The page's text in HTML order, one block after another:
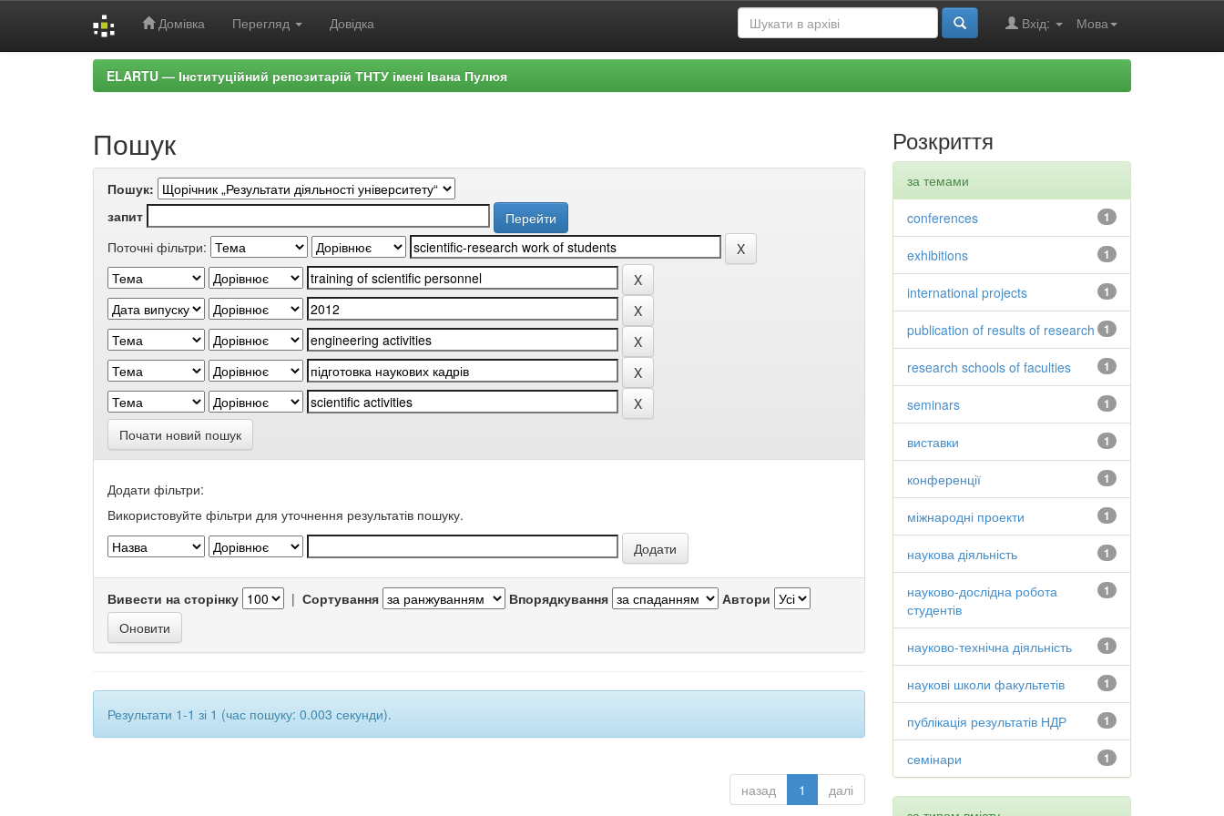
Домівка Перегляд Довідка Мова
Вхід:
ELARTU — Інституційний репозитарій ТНТУ імені Івана Пулюя
Пошук
Пошук:
запит
Поточні фільтри:
Почати новий пошук
Додати фільтри:
Використовуйте фільтри для уточнення результатів пошуку.
Вивести на сторінку | Сортування Впорядкування Автори
Результати 1-1 зі 1 (час пошуку: 0.003 секунди).
назад 1 далі
Розкриття
за темами
1
conferences
1
exhibitions
1
international projects
1
publication of results of research
1
research schools of faculties
1
seminars
1
виставки
1
конференції
1
міжнародні проекти
1
наукова діяльність
1
науково-дослідна робота
студентів
1
науково-технічна діяльність
1
наукові школи факультетів
1
публікація результатів НДР
1
семінари